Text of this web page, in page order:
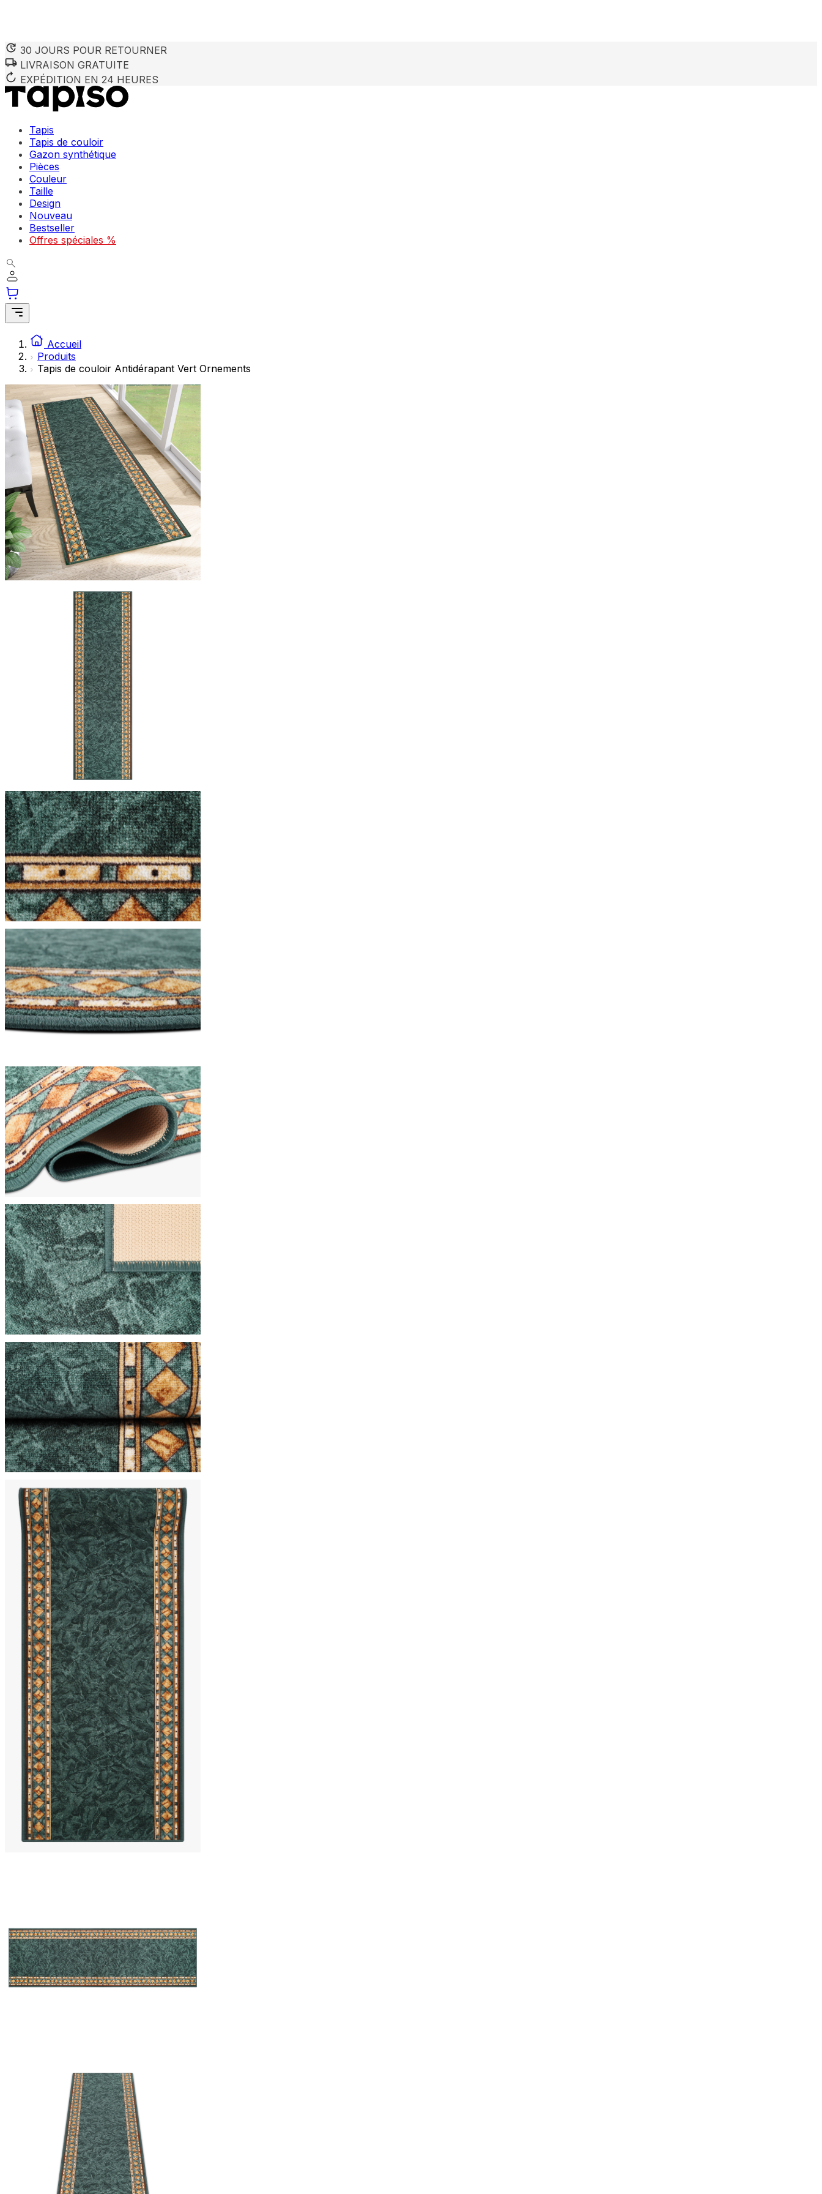
30 JOURS POUR RETOURNER
LIVRAISON GRATUITE
EXPÉDITION EN 24 HEURES
Tapis
Tapis de couloir
Gazon synthétique
Pièces
Couleur
Taille
Design
Nouveau
Bestseller
Offres spéciales %
Accueil
Produits
Tapis de couloir Antidérapant Vert Ornements
Nous partageons également des informations sur votre utilisation de notre site avec nos partenaires sociaux, publicitaires et analytiques. Ces
partenaires peuvent combiner ces informations avec d'autres données que vous leur avez fournies ou qu'ils ont collectées lors de votre
utilisation de leurs services.
Indispensables
Les cookies indispensables sont cruciaux pour les fonctions de base du site et le site ne fonctionnera pas comme prévu sans eux. Ces cookies
ne stockent aucune donnée permettant d'identifier personnellement un utilisateur.
Préférences
Les cookies liés aux préférences permettent au site de se souvenir des informations qui modifient l'apparence ou le fonctionnement du site,
comme votre langue préférée ou la région dans laquelle vous vous trouvez.
Statistiques
Les cookies statistiques aident les propriétaires de sites web à comprendre comment les visiteurs interagissent avec les sites en collectant et en
rapportant des informations de manière anonyme.
Marketing
Les cookies marketing sont utilisés pour suivre les utilisateurs sur les sites web. Le but est d'afficher des publicités qui sont pertinentes et
Non classés
Les cookies non classés sont des cookies qui sont en processus de classification, en collaboration avec les fournisseurs de cookies individuels.